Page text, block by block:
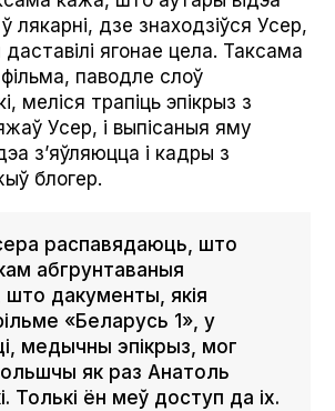
ў лякарні, дзе знаходзіўся Усер,
ягонае цела. Таксама
паводле слоў
меліся трапіць эпікрыз з
Усер, і выпісаныя яму
з’яўляюцца і кадры з
блогер.
распавядаюць, што
абгрунтаваныя
што дакументы, якія
«Беларусь 1», у
медычны эпікрыз, мог
як раз Анатоль
Толькі ён меў доступ да іх.